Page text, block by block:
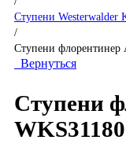
Ступени
/
Ступени флорентинер
Вернуться
Ступени
WKS31180